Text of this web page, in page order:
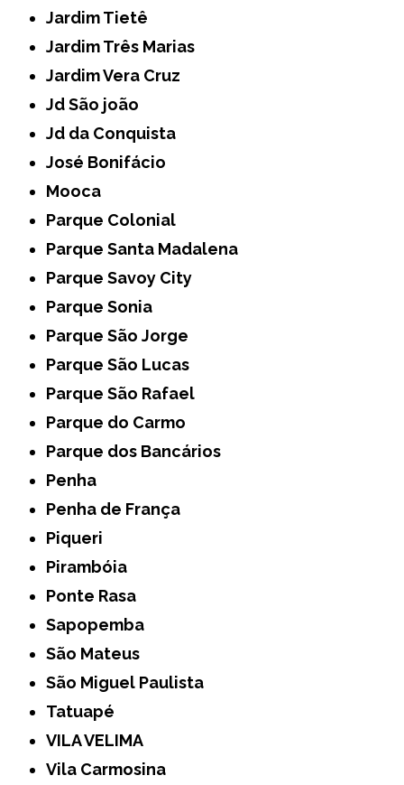
Jardim Tietê
Jardim Três Marias
Jardim Vera Cruz
Jd São joão
Jd da Conquista
José Bonifácio
Mooca
Parque Colonial
Parque Santa Madalena
Parque Savoy City
Parque Sonia
Parque São Jorge
Parque São Lucas
Parque São Rafael
Parque do Carmo
Parque dos Bancários
Penha
Penha de França
Piqueri
Pirambóia
Ponte Rasa
Sapopemba
São Mateus
São Miguel Paulista
Tatuapé
VILA VELIMA
Vila Carmosina